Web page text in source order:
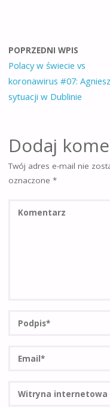
POPRZEDNI WPIS
Polacy w świecie vs
koronawirus #07:
sytuacji w Dublinie
Dodaj
Twój adres e-mail nie
oznaczone *